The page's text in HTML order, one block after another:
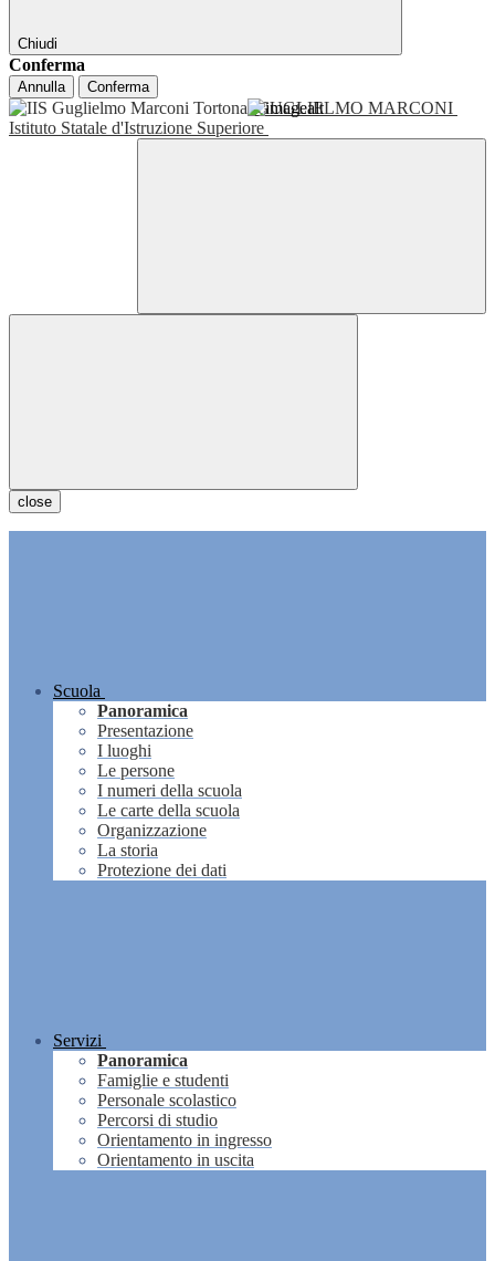
Chiudi
Conferma
Annulla Conferma
GUGLIELMO MARCONI
Istituto Statale d'Istruzione Superiore
close
Scuola
Panoramica
Presentazione
I luoghi
Le persone
I numeri della scuola
Le carte della scuola
Organizzazione
La storia
Protezione dei dati
Servizi
Panoramica
Famiglie e studenti
Personale scolastico
Percorsi di studio
Orientamento in ingresso
Orientamento in uscita